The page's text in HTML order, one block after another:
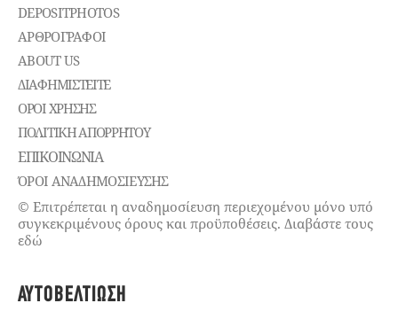
DEPOSITPHOTOS
ΑΡΘΡΟΓΡΑΦΟΙ
ABOUT US
ΔΙΑΦΗΜΙΣΤΕΊΤΕ
ΌΡΟΙ ΧΡΉΣΗΣ
ΠΟΛΙΤΙΚΉ ΑΠΟΡΡΉΤΟΥ
ΕΠΙΚΟΙΝΩΝΊΑ
ΌΡΟΙ ΑΝΑΔΗΜΟΣΙΕΥΣΗΣ
© Επιτρέπεται η αναδημοσίευση περιεχομένου μόνο υπό
συγκεκριμένους όρους και προϋποθέσεις. Διαβάστε τους
εδώ
ΑΥΤΟΒΕΛΤΊΩΣΗ